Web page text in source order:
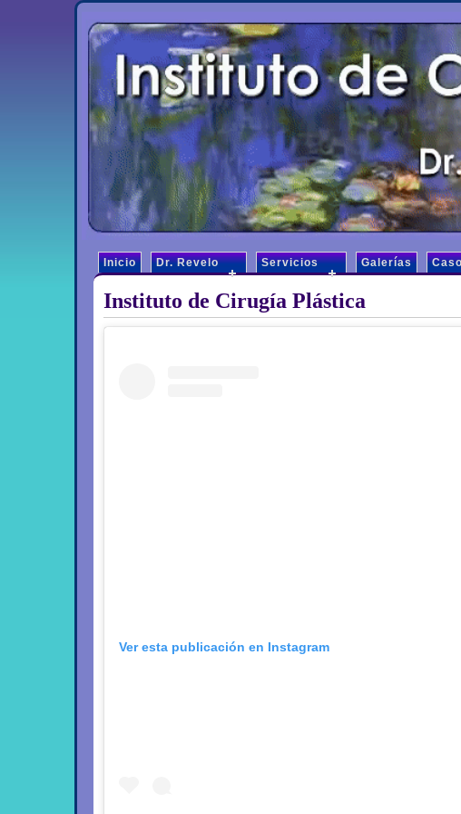
Inicio Dr. Revelo Servicios Galerías
Instituto de Cirugía Plástica
Ver esta publicación en Instagram